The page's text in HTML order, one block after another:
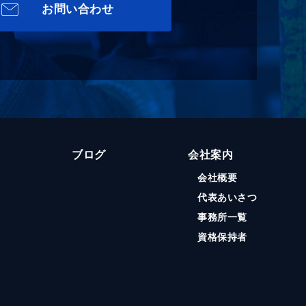
お問い合わせ
ブログ 会社案内
会社概要
代表あいさつ
事務所一覧
資格保持者